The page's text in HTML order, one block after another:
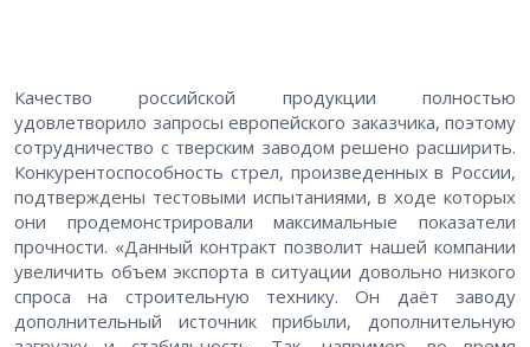
Качество российской продукции полностью
удовлетворило запросы европейского заказчика, поэтому
сотрудничество с тверским заводом решено расширить.
Конкурентоспособность стрел, произведенных в России,
подтверждены тестовыми испытаниями, в ходе которых
они продемонстрировали максимальные показатели
прочности. «Данный контракт позволит нашей компании
увеличить объем экспорта в ситуации довольно низкого
спроса на строительную технику. Он даёт заводу
дополнительный источник прибыли, дополнительную